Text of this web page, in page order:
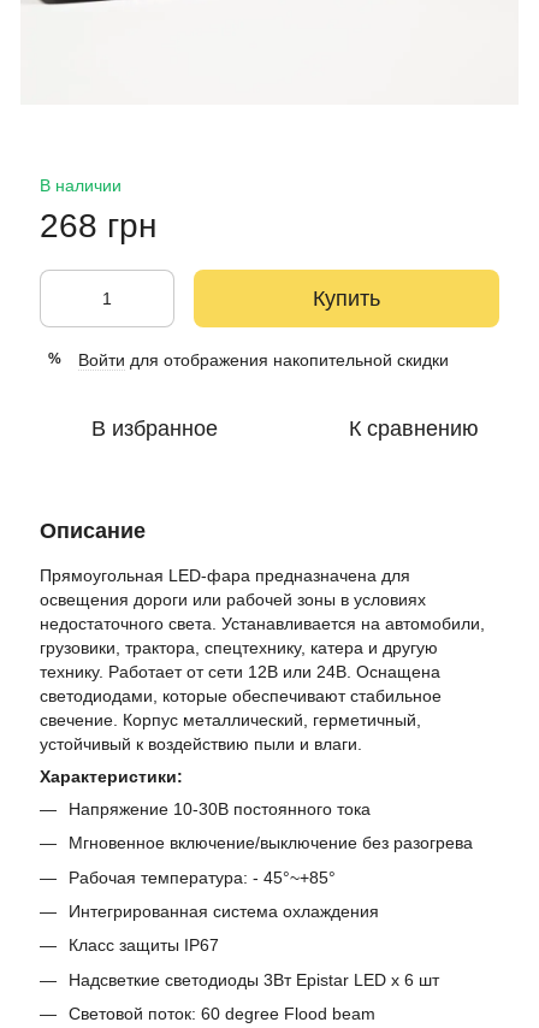
В наличии
268 грн
Купить
% Войти для отображения накопительной скидки
В избранное К сравнению
Описание
Прямоугольная LED-фара предназначена для
освещения дороги или рабочей зоны в условиях
недостаточного света. Устанавливается на автомобили,
грузовики, трактора, спецтехнику, катера и другую
технику. Работает от сети 12В или 24В. Оснащена
светодиодами, которые обеспечивают стабильное
свечение. Корпус металлический, герметичный,
устойчивый к воздействию пыли и влаги.
Характеристики:
Напряжение 10-30В постоянного тока
Мгновенное включение/выключение без разогрева
Рабочая температура: - 45°~+85°
Интегрированная система охлаждения
Класс защиты IP67
Надсветкие светодиоды 3Вт Epistar LED х 6 шт
Световой поток: 60 degree Flood beam